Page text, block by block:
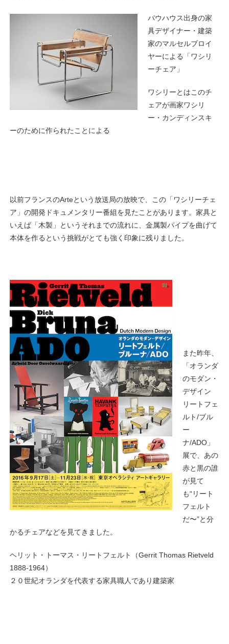
バウハウス出身の家
具デザイナー・建築
家のマルセルブロイ
ヤーによる「ワシリ
ーチェア」
ワシリーとはこのチ
ェアが画家ワシリ
ー・カンディンスキ
ーのために作られたことによる
以前フランスのArteという放送局の放映で、この「ワシリーチェ
ア」の開発ドキュメンタリー番組を見たことがあります。家具と
いえば「木製」というそれまでの流れに、金属製パイプを曲げて
本体を作るという挑戦がとても強く印象に残りました。
また昨年、
「オランダ
のモダン・
デザイン
リートフェ
ルト/ブル
ー
ナ/ADO」
展で、あの
赤と黒の誰
が見て
も“リート
フェルト
だ〜”と分
かるチェアなどを見てきました。
ヘリット・トーマス・リートフェルト（Gerrit Thomas Rietveld
1888-1964）
２０世紀オランダを代表する家具職人であり建築家